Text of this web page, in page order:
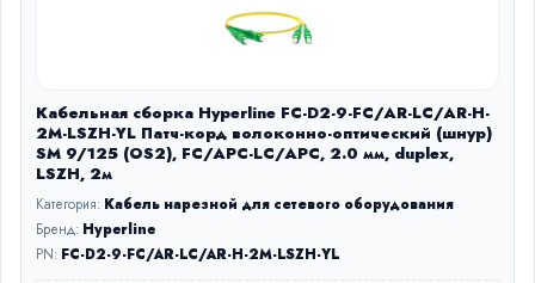
Кабельная сборка Hyperline FC-D2-9-FC/AR-LC/AR-H-
2M-LSZH-YL Патч-корд волоконно-оптический (шнур)
SM 9/125 (OS2), FC/APC-LC/APC, 2.0 мм, duplex,
LSZH, 2м
Категория: Кабель нарезной для сетевого оборудования
Бренд: Hyperline
PN: FC-D2-9-FC/AR-LC/AR-H-2M-LSZH-YL